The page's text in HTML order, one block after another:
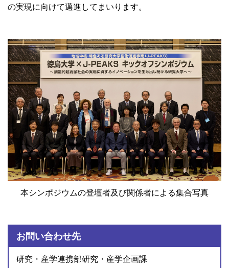
の実現に向けて邁進してまいります。
本シンポジウムの登壇者及び関係者による集合写真
お問い合わせ先
研究・産学連携部研究・産学企画課